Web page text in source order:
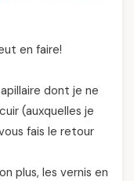
en faire!
dont je ne
(auxquelles je
fais le retour
plus, les vernis en